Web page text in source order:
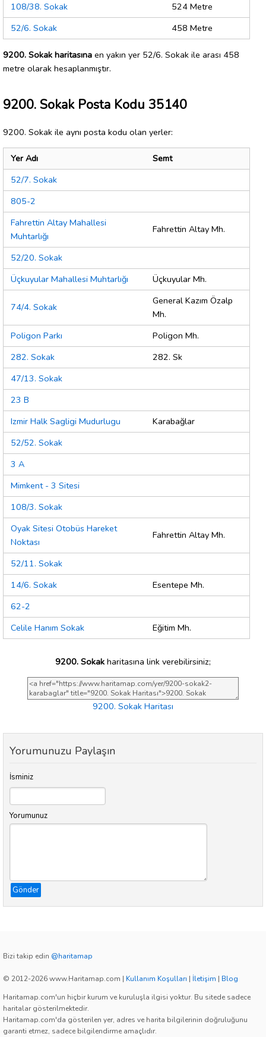
108/38. Sokak
524 Metre
52/6. Sokak
458 Metre
9200. Sokak haritasına en yakın yer 52/6. Sokak ile arası 458
metre olarak hesaplanmıştır.
9200. Sokak Posta Kodu 35140
9200. Sokak ile aynı posta kodu olan yerler:
Yer Adı
Semt
52/7. Sokak
805-2
Fahrettin Altay Mahallesi
Muhtarlığı
Fahrettin Altay Mh.
52/20. Sokak
Üçkuyular Mahallesi Muhtarlığı
Üçkuyular Mh.
74/4. Sokak
General Kazım Özalp
Mh.
Poligon Parkı
Poligon Mh.
282. Sokak
282. Sk
47/13. Sokak
23 B
Izmir Halk Sagligi Mudurlugu
Karabağlar
52/52. Sokak
3 A
Mimkent - 3 Sitesi
108/3. Sokak
Oyak Sitesi Otobüs Hareket
Noktası
Fahrettin Altay Mh.
52/11. Sokak
14/6. Sokak
Esentepe Mh.
62-2
Celile Hanım Sokak
Eğitim Mh.
9200. Sokak haritasına link verebilirsiniz;
9200. Sokak Haritası
Yorumunuzu Paylaşın
İsminiz
Yorumunuz
Gönder
Bizi takip edin @haritamap
© 2012-2026 www.Haritamap.com | Kullanım Koşulları | İletişim | Blog
Haritamap.com'un hiçbir kurum ve kuruluşla ilgisi yoktur. Bu sitede sadece
haritalar gösterilmektedir.
Haritamap.com'da gösterilen yer, adres ve harita bilgilerinin doğruluğunu
garanti etmez, sadece bilgilendirme amaçlıdır.